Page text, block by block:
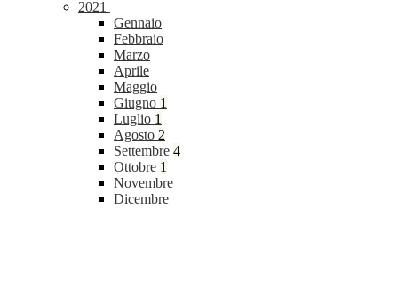
2021
Gennaio
Febbraio
Marzo
Aprile
Maggio
Giugno 1
Luglio 1
Agosto 2
Settembre 4
Ottobre 1
Novembre
Dicembre